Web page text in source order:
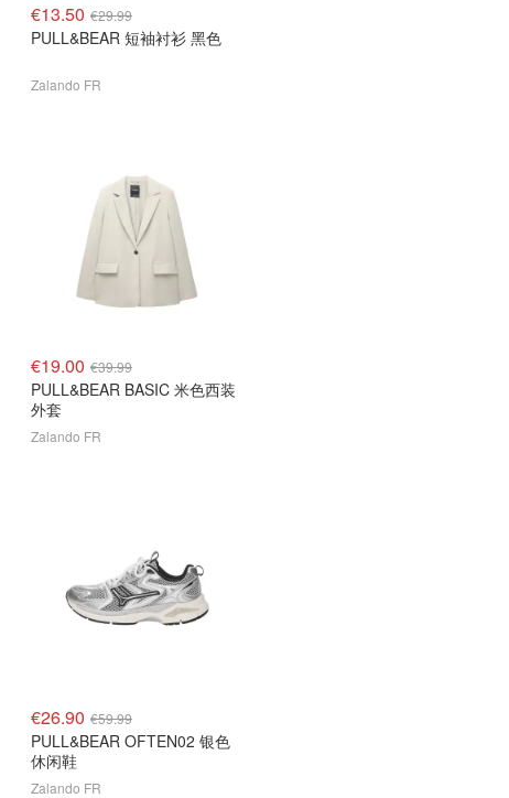
€13.50 €29.99
PULL&BEAR 短袖衬衫 黑色
Zalando FR
€19.00 €39.99
PULL&BEAR BASIC 米色西装
外套
Zalando FR
€26.90 €59.99
PULL&BEAR OFTEN02 银色
休闲鞋
Zalando FR